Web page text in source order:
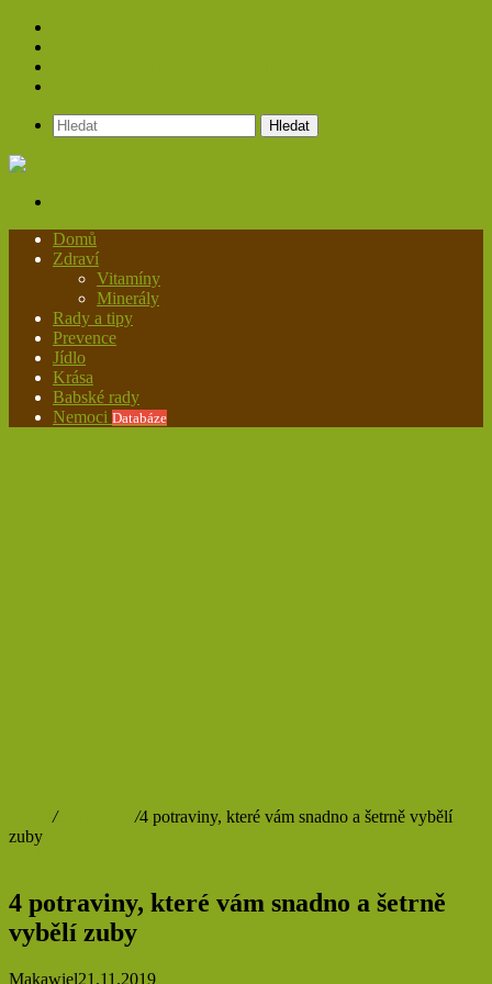
Hledat
Domů
Zdraví
Vitamíny
Minerály
Rady a tipy
Prevence
Jídlo
Krása
Babské rady
Nemoci Databáze
/Spolupráce /4 potraviny, které vám snadno a šetrně vybělí
zuby
4 potraviny, které vám snadno a šetrně
vybělí zuby
Makawiel21.11.2019